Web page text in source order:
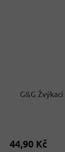
G&G
produktu
44,90 Kč